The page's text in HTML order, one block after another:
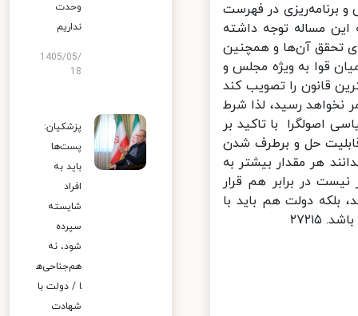
برنامه‌ریزی در فهرست
مساله توجه داشته
تحقق آن‌ها و همچنین
قوا به ویژه مجلس و
قانون را تصویب کند
رسید، لذا شرط
با تاکید بر
حل و برطرف شدن
هر مقدار بیشتر به
در برابر هم قرار
دولت هم باید با
وحدت
نداریم
1405/05/
18
پزشکیان:
پست‌ها
باید به
افراد
شایسته
سپرده
شود، نه
هم‌جناحی‌ه
ا / دولت با
شهادت